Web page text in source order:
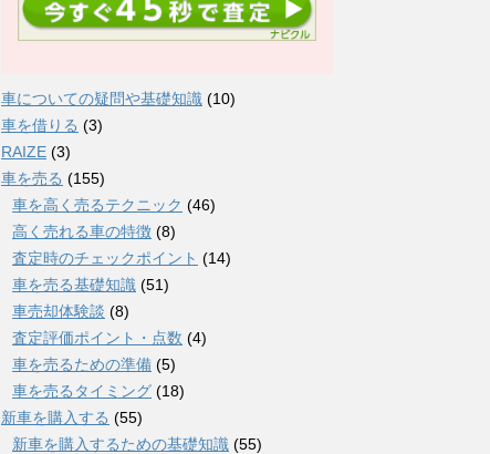
車についての疑問や基礎知識 (10)
車を借りる (3)
RAIZE (3)
車を売る (155)
車を高く売るテクニック (46)
高く売れる車の特徴 (8)
査定時のチェックポイント (14)
車を売る基礎知識 (51)
車売却体験談 (8)
査定評価ポイント・点数 (4)
車を売るための準備 (5)
車を売るタイミング (18)
新車を購入する (55)
新車を購入するための基礎知識 (55)